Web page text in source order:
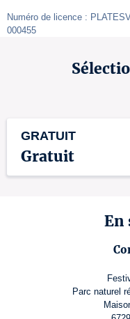
Numéro de licence :
000455
GRATUIT
Gratuit
En
Parc naturel